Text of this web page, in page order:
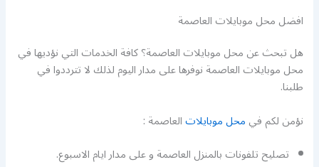
افضل محل موبايلات العاصمة
هل تبحث عن محل موبايلات العاصمة؟ كافة الخدمات التي نؤديها في
محل موبايلات العاصمة نوفرها على مدار اليوم لذلك لا تترددوا في
طلبنا.
نؤمن لكم فيمحل موبايلاتالعاصمة :
تصليح تلفونات بالمنزل العاصمة و على مدار ايام الاسبوع.